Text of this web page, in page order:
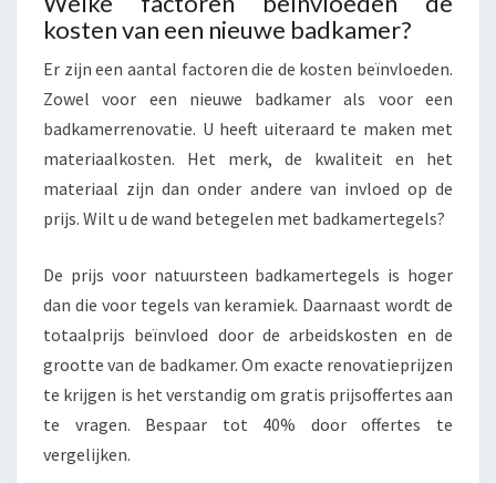
kosten van een nieuwe badkamer?
Er zijn een aantal factoren die de kosten beïnvloeden.
Zowel voor een nieuwe badkamer als voor een
badkamerrenovatie. U heeft uiteraard te maken met
materiaalkosten. Het merk, de kwaliteit en het
materiaal zijn dan onder andere van invloed op de
prijs. Wilt u de wand betegelen met badkamertegels?
De prijs voor natuursteen badkamertegels is hoger
dan die voor tegels van keramiek. Daarnaast wordt de
totaalprijs beïnvloed door de arbeidskosten en de
grootte van de badkamer. Om exacte renovatieprijzen
te krijgen is het verstandig om gratis prijsoffertes aan
te vragen. Bespaar tot 40% door offertes te
vergelijken.